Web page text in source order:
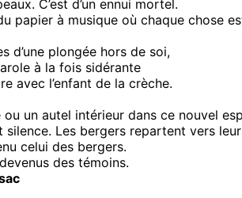
C’est d’un ennui mortel.
papier à musique où chaque chose
d’une plongée hors de soi,
à la fois sidérante
avec l’enfant de la crèche.
un autel intérieur dans ce nouvel
silence. Les bergers repartent vers
celui des bergers.
des témoins.